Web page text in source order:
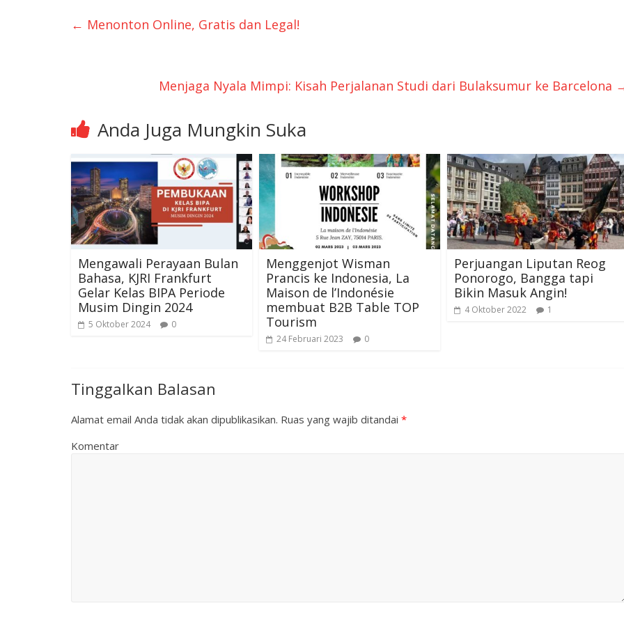
← Menonton Online, Gratis dan Legal!
Menjaga Nyala Mimpi: Kisah Perjalanan Studi dari Bulaksumur ke Barcelona
Anda Juga Mungkin Suka
Mengawali Perayaan Bulan
Bahasa, KJRI Frankfurt
Gelar Kelas BIPA Periode
Musim Dingin 2024
5 Oktober 2024 0
Menggenjot Wisman
Prancis ke Indonesia, La
Maison de l’Indonésie
membuat B2B Table TOP
Tourism
24 Februari 2023 0
Perjuangan Liputan Reog
Ponorogo, Bangga tapi
Bikin Masuk Angin!
4 Oktober 2022 1
Tinggalkan Balasan
Alamat email Anda tidak akan dipublikasikan. Ruas yang wajib ditandai *
Komentar